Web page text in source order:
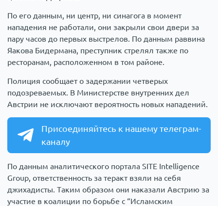
По его данным, ни центр, ни синагога в момент
нападения не работали, они закрыли свои двери за
пару часов до первых выстрелов. По данным раввина
Яакова Бидермана, преступник стрелял также по
ресторанам, расположенном в том районе.
Полиция сообщает о задержании четверых
подозреваемых. В Министерстве внутренних дел
Австрии не исключают вероятность новых нападений.
Присоединяйтесь к нашему телеграм-
каналу
По данным аналитического портала SITE Intelligence
Group, ответственность за теракт взяли на себя
джихадисты. Таким образом они наказали Австрию за
участие в коалиции по борьбе с “Исламским